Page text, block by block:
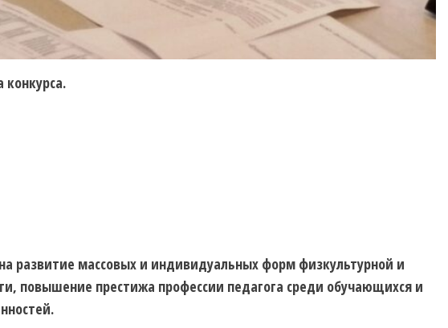
конкурса.
развитие массовых и индивидуальных форм физкультурной и
повышение престижа профессии педагога среди обучающихся и